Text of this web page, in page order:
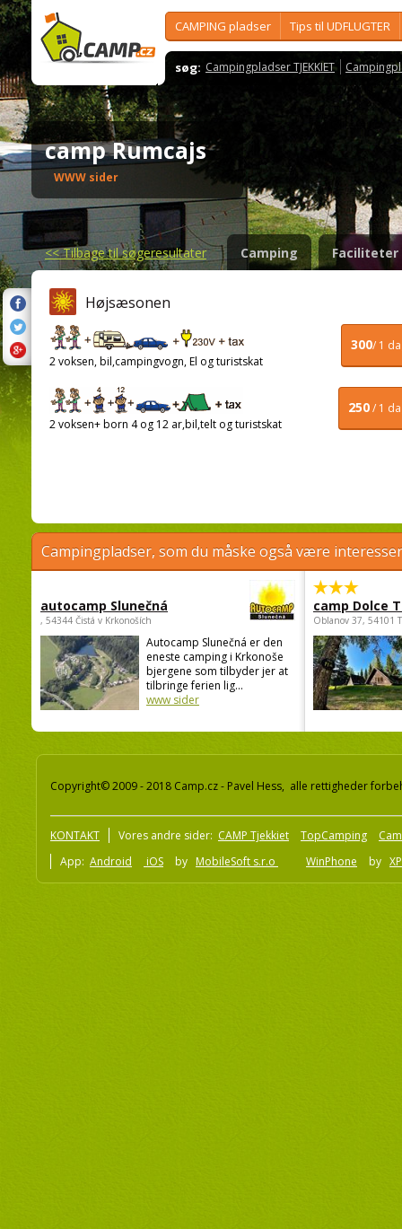
CAMPING pladser Tips til UDFLUGTER
søg: Campingpladser TJEKKIET
camp Rumcajs
WWW sider
<<Tilbage til søgeresultater Camping Faciliteter
Højsæsonen
300/ 1
2 voksen, bil,campingvogn, El og turistskat
250/ 1
2 voksen+ born 4 og 12 ar,bil,telt og turistskat
Campingpladser, som du måske også være
autocamp Slunečná
, 54344 Čistá v Krkonoších
Autocamp Slunečná er den
eneste camping i Krkonoše
bjergene som tilbyder jer at
tilbringe ferien lig...
www sider
camp Dolce
Oblanov 37, 54101
Copyright© 2009 - 2018 Camp.cz - Pavel Hess, alle rettigheder
KONTAKT Vores andre sider: CAMP Tjekkiet TopCamping
App: Android iOS by MobileSoft s.r.o WinPhone by